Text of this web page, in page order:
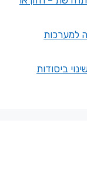
למערכות
על שינוי ביסודות